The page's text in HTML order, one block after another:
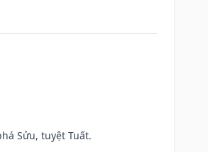
Sửu, tuyệt Tuất.